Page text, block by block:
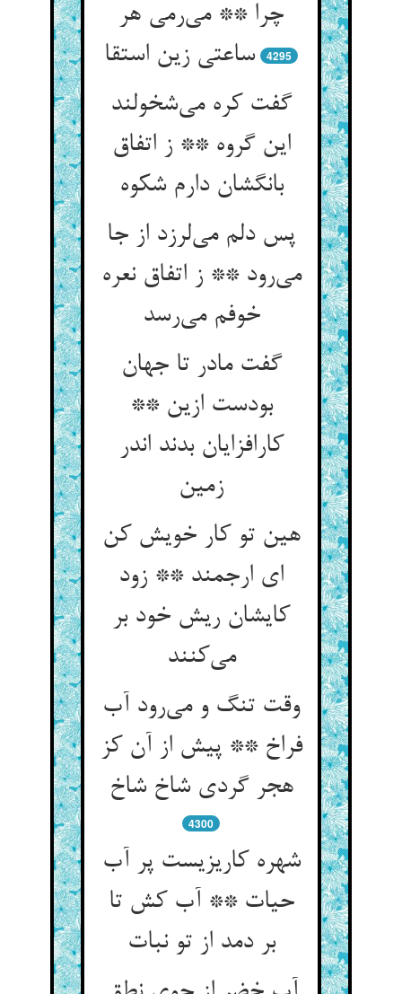
چرا ** می‌رمی هر
ساعتی زین استقا
4295
گفت کره می‌شخولند
این گروه ** ز اتفاق
بانگشان دارم شکوه
پس دلم می‌لرزد از جا
می‌رود ** ز اتفاق نعره
خوفم می‌رسد
گفت مادر تا جهان
بودست ازین **
کارافزایان بدند اندر
زمین
هین تو کار خویش کن
ای ارجمند ** زود
کایشان ریش خود بر
می‌کنند
وقت تنگ و می‌رود آب
فراخ ** پیش از آن کز
هجر گردی شاخ شاخ
4300
شهره کاریزیست پر آب
حیات ** آب کش تا
بر دمد از تو نبات